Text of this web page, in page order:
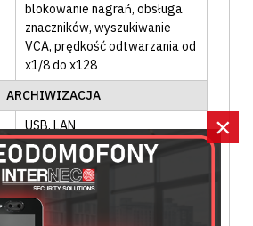
×
blokowanie nagrań, obsługa
znaczników, wyszukiwanie
VCA, prędkość odtwarzania od
x1/8 do x128
ARCHIWIZACJA
USB, LAN
Wg daty i czasu, wycinanie
klipu, informacja o postępie
OGÓLNE